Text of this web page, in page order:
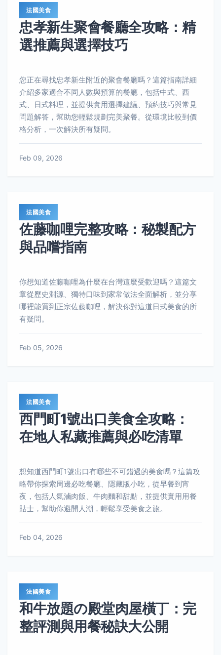
法國美食
忠孝新生聚會餐廳全攻略：精
選推薦與選擇技巧
您正在尋找忠孝新生附近的聚會餐廳嗎？這篇指南詳細
介紹多家適合不同人數與預算的餐廳，包括中式、西
式、日式料理，並提供實用選擇建議、預約技巧與常見
問題解答，幫助您輕鬆規劃完美聚餐。從環境比較到價
格分析，一次解決所有疑問。
Feb 09, 2026
法國美食
佐藤咖哩完整攻略：秘製配方
與品嚐指南
你想知道佐藤咖哩為什麼在台灣這麼受歡迎嗎？這篇文
章從歷史淵源、獨特口味到家常做法全面解析，並分享
哪裡能買到正宗佐藤咖哩，解決你對這道日式美食的所
有疑問。
Feb 05, 2026
法國美食
西門町1號出口美食全攻略：
在地人私藏推薦與必吃清單
想知道西門町1號出口有哪些不可錯過的美食嗎？這篇攻
略帶你探索周邊必吃餐廳、隱藏版小吃，從早餐到宵
夜，包括人氣滷肉飯、牛肉麵和甜點，並提供實用用餐
貼士，幫助你避開人潮，輕鬆享受美食之旅。
Feb 04, 2026
法國美食
和牛放題の殿堂肉屋橫丁：完
整評測與用餐秘訣大公開